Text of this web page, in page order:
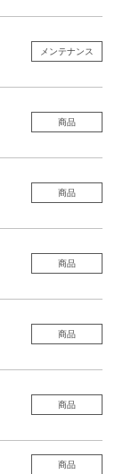
メンテナンス
商品
商品
商品
商品
商品
商品